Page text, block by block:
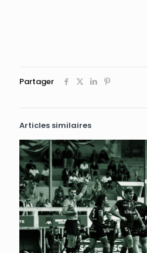
Partager
Articles similaires